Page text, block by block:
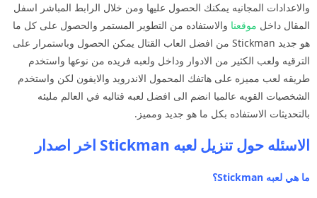
والاعدادات المجانيه يمكنك الحصول عليها ومن خلال الرابط المباشر اسفل
المقال داخل موقعنا والاستفاده من التطوير المستمر والحصول على كل ما
هو جديد Stickman من افضل العاب القتال يمكن الحصول وباستمرار على
الترقيه ولعب الكثير من الادوار وداخل ولعبه فريده من نوعها واستخدم
طريقه لعب مميزه على هاتفك المحمول الاندرويد والايفون لكن واستخدم
الشخصيات القويه عالميا انضم الى افضل لعبه قتاليه في العالم مليئه
بالتحديثات الاستفاده بكل ما هو جديد ومميز.
الاسئله حول تنزيل لعبه Stickman اخر اصدار
ما هي لعبه Stickman؟